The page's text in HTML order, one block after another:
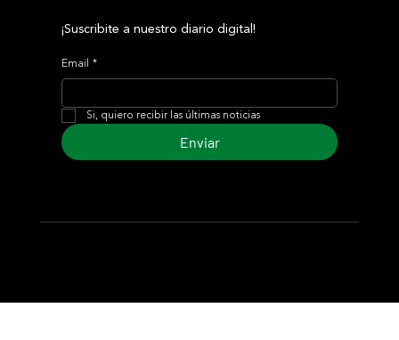
¡Suscribite a nuestro diario digital!
Email *
Si, quiero recibir las últimas noticias
Enviar